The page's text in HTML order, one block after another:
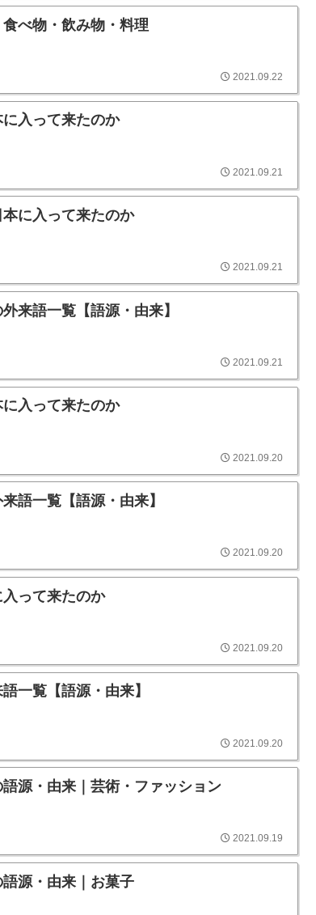
べ物・飲み物・料理
2021.09.22
入って来たのか
2021.09.21
に入って来たのか
2021.09.21
来語一覧【語源・由来】
2021.09.21
入って来たのか
2021.09.20
語一覧【語源・由来】
2021.09.20
って来たのか
2021.09.20
一覧【語源・由来】
2021.09.20
源・由来｜芸術・ファッション
2021.09.19
源・由来｜お菓子